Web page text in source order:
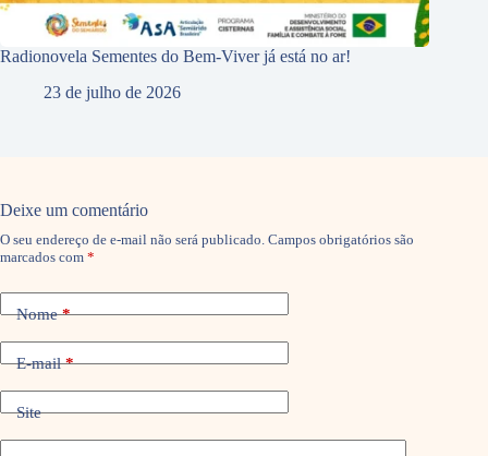
Radionovela Sementes do Bem-Viver já está no ar!
23 de julho de 2026
Deixe um comentário
O seu endereço de e-mail não será publicado. Campos obrigatórios são
marcados com *
Nome*
E-mail*
Site